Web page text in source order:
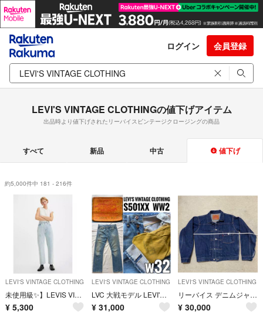
ログイン 会員登録
LEVI'S VINTAGE CLOTHINGの値下げアイテム
出品時より値下げされたリーバイスビンテージクロージングの商品
すべて 新品 中古 値下げ
約5,000件中 181 - 216件
LEVI'S VINTAGE CLOTHING
未使用級✨】LEVIS VINTAGE CLOTHING 701 W26
¥ 5,300
LEVI'S VINTAGE CLOTHING
LVC 大戦モデル LEVI'S S501XX w32 グリーンスレーキ
¥ 31,000
LEVI'S VINTAGE CLOTHING
リーバイス デニムジャケット 1st 506XX Levi’s ファースト
¥ 30,000